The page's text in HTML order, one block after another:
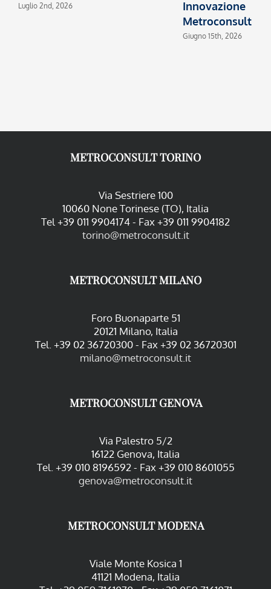
Luglio 2nd, 2026
Innovazione
Metroconsult
Giugno 15th, 2026
METROCONSULT TORINO
Via Sestriere 100
10060 None Torinese (TO), Italia
Tel +39 011 9904174 - Fax +39 011 9904182
torino@metroconsult.it
METROCONSULT MILANO
Foro Buonaparte 51
20121 Milano, Italia
Tel. +39 02 36720300 - Fax +39 02 36720301
milano@metroconsult.it
METROCONSULT GENOVA
Via Palestro 5/2
16122 Genova, Italia
Tel. +39 010 8196592 - Fax +39 010 8601055
genova@metroconsult.it
METROCONSULT MODENA
Viale Monte Kosica 1
41121 Modena, Italia